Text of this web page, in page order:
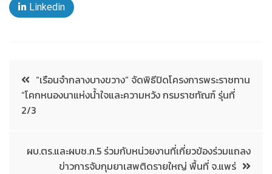
Linkedin
“เรือนจำกลางบางขวาง” จัดพิธีปิดโครงการพระราชทาน
“โคกหนองนาแห่งน้ำใจและความหวัง กรมราชทัณฑ์ รุ่นที่
2/3
ผบ.ตร.และผบช.ภ.5 ร่วมกับหน่วยงานที่เกี่ยวข้องร่วมแถลง
ข่าวการจับกุมยาเสพติดรายใหญ่ พื้นที่ จ.แพร่